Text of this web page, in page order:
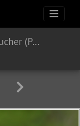
Haubentaucher (Podiceps cristatus)